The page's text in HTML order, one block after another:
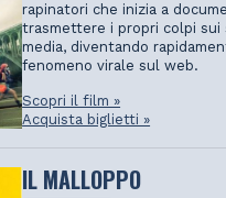
rapinatori che inizia a
trasmettere i propri colpi sui
media, diventando
fenomeno virale sul web.
Scopri il film »
Acquista biglietti »
IL MALLOPPO